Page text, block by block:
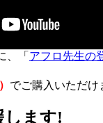
、「 アフロ先生の
でご購入いただけ
します!